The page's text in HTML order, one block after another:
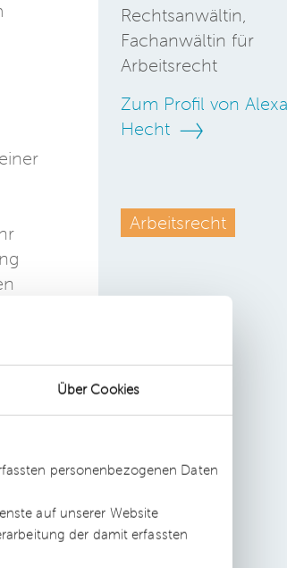
Über Cookies
personenbezogenen Daten
auf unserer Website
der damit erfassten
Rechtsanwältin,
Fachanwältin für
Arbeitsrecht
Zum Profil von
Hecht
Arbeitsrecht